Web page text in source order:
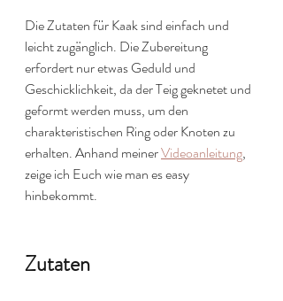
Die Zutaten für Kaak sind einfach und
leicht zugänglich. Die Zubereitung
erfordert nur etwas Geduld und
Geschicklichkeit, da der Teig geknetet und
geformt werden muss, um den
charakteristischen Ring oder Knoten zu
erhalten. Anhand meiner Videoanleitung,
zeige ich Euch wie man es easy
hinbekommt.
Zutaten